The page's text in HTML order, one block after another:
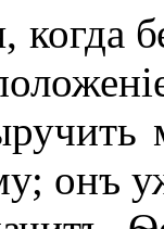
когда
онъ